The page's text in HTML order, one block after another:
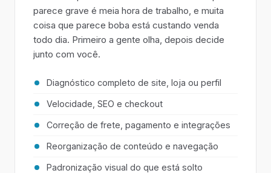
parece grave é meia hora de trabalho, e muita
coisa que parece boba está custando venda
todo dia. Primeiro a gente olha, depois decide
junto com você.
Diagnóstico completo de site, loja ou perfil
Velocidade, SEO e checkout
Correção de frete, pagamento e integrações
Reorganização de conteúdo e navegação
Padronização visual do que está solto